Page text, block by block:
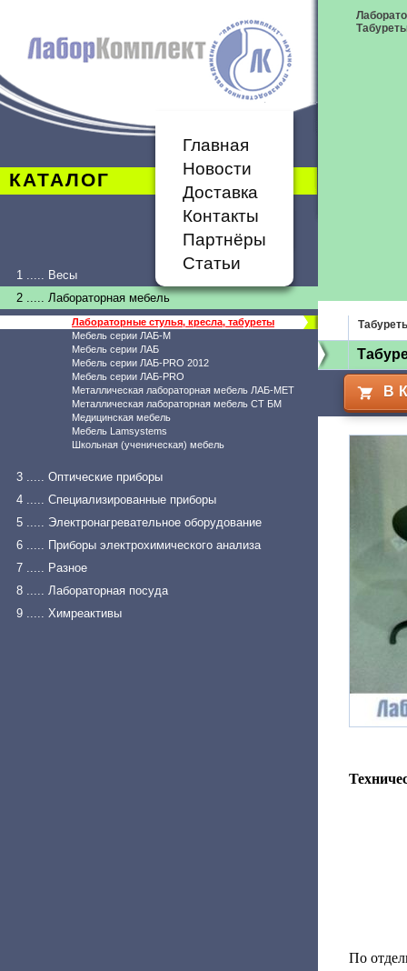
КАТАЛОГ
Главная
Новости
Доставка
Контакты
Партнёры
Статьи
1 ..... Весы
2 ..... Лабораторная мебель
Лабораторные стулья, кресла, табуреты
Мебель серии ЛАБ-М
Мебель серии ЛАБ
Мебель серии ЛАБ-PRO 2012
Мебель серии ЛАБ-PRO
Металлическая лабораторная мебель ЛАБ-МЕТ
Металлическая лабораторная мебель СТ БМ
Медицинская мебель
Мебель Lamsystems
Школьная (ученическая) мебель
3 ..... Оптические приборы
4 ..... Специализированные приборы
5 ..... Электронагревательное оборудование
6 ..... Приборы электрохимического анализа
7 ..... Разное
8 ..... Лабораторная посуда
9 ..... Химреактивы
В
По